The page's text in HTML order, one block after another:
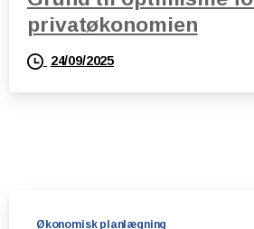
privatøkonomien
24/09/2025
Økonomisk planlægning